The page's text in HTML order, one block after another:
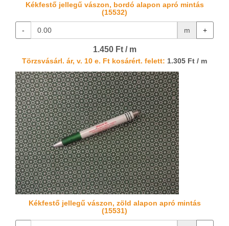
Kékfestő jellegű vászon, bordó alapon apró mintás
(15532)
- m +
1.450 Ft / m
Törzsvásárl. ár, v. 10 e. Ft kosárért. felett: 1.305 Ft / m
Kékfestő jellegű vászon, zöld alapon apró mintás
(15531)